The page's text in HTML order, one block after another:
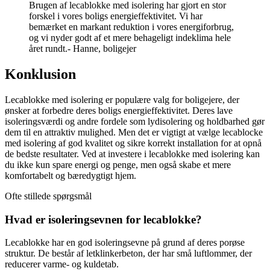
Brugen af lecablokke med isolering har gjort en stor
forskel i vores boligs energieffektivitet. Vi har
bemærket en markant reduktion i vores energiforbrug,
og vi nyder godt af et mere behageligt indeklima hele
året rundt.- Hanne, boligejer
Konklusion
Lecablokke med isolering er populære valg for boligejere, der
ønsker at forbedre deres boligs energieffektivitet. Deres lave
isoleringsværdi og andre fordele som lydisolering og holdbarhed gør
dem til en attraktiv mulighed. Men det er vigtigt at vælge lecablocke
med isolering af god kvalitet og sikre korrekt installation for at opnå
de bedste resultater. Ved at investere i lecablokke med isolering kan
du ikke kun spare energi og penge, men også skabe et mere
komfortabelt og bæredygtigt hjem.
Ofte stillede spørgsmål
Hvad er isoleringsevnen for lecablokke?
Lecablokke har en god isoleringsevne på grund af deres porøse
struktur. De består af letklinkerbeton, der har små luftlommer, der
reducerer varme- og kuldetab.